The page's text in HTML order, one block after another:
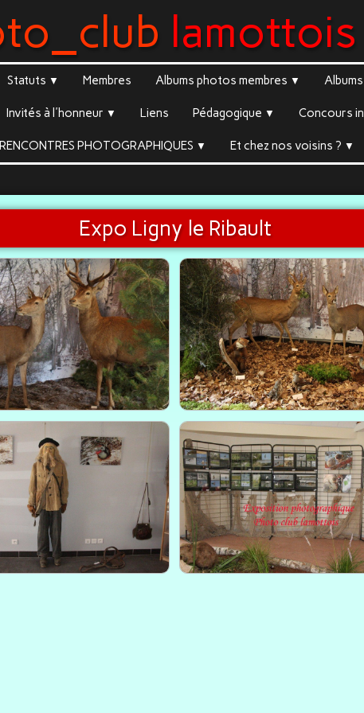
lamottois
Statuts ▼ Membres Albums photos membres ▼
Invités à l'honneur ▼ Liens Pédagogique ▼ Concours
RENCONTRES PHOTOGRAPHIQUES ▼ Et chez nos voisins ? ▼
Expo Ligny le Ribault